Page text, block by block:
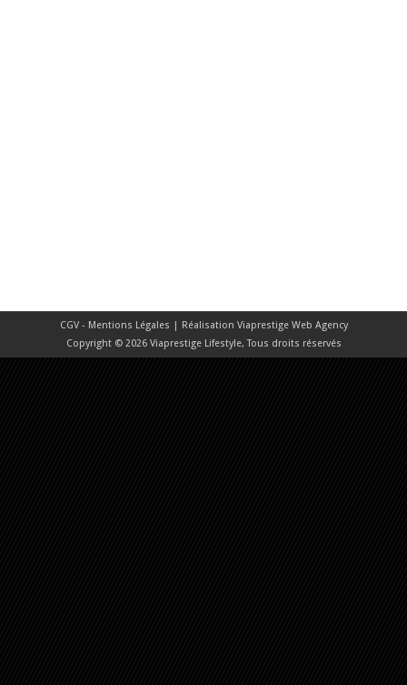
CGV - Mentions Légales | Réalisation Viaprestige Web Agency
Copyright © 2026 Viaprestige Lifestyle, Tous droits réservés